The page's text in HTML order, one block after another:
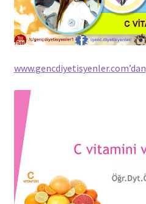
www.gencdiyetisyenler.com’dan